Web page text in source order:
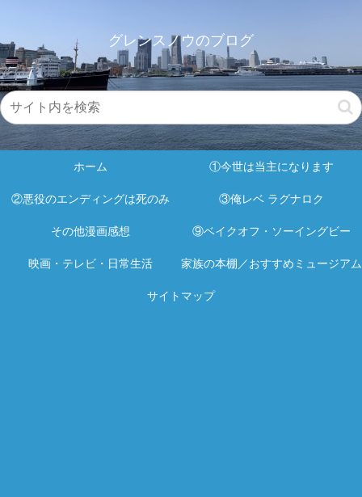
グレンスノウのブログ
ホーム ①今世は当主になります
②悪役のエンディングは死のみ ③俺レベ ラグナロク
その他漫画感想 ⑨ベイクオフ・ソーイングビー
映画・テレビ・日常生活 家族の本棚／おすすめミュージアム
サイトマップ